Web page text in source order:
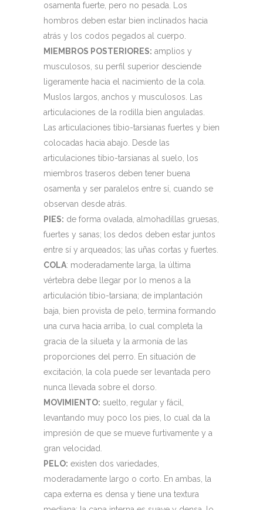
osamenta fuerte, pero no pesada. Los
hombros deben estar bien inclinados hacia
atrás y los codos pegados al cuerpo.
MIEMBROS POSTERIORES: amplios y
musculosos, su perfil superior desciende
ligeramente hacia el nacimiento de la cola.
Muslos largos, anchos y musculosos. Las
articulaciones de la rodilla bien anguladas.
Las articulaciones tibio-tarsianas fuertes y bien
colocadas hacia abajo. Desde las
articulaciones tibio-tarsianas al suelo, los
miembros traseros deben tener buena
osamenta y ser paralelos entre sí, cuando se
observan desde atrás.
PIES: de forma ovalada, almohadillas gruesas,
fuertes y sanas; los dedos deben estar juntos
entre sí y arqueados; las uñas cortas y fuertes.
COLA: moderadamente larga, la última
vértebra debe llegar por lo menos a la
articulación tibio-tarsiana; de implantación
baja, bien provista de pelo, termina formando
una curva hacia arriba, lo cual completa la
gracia de la silueta y la armonía de las
proporciones del perro. En situación de
excitación, la cola puede ser levantada pero
nunca llevada sobre el dorso.
MOVIMIENTO: suelto, regular y fácil,
levantando muy poco los pies, lo cual da la
impresión de que se mueve furtivamente y a
gran velocidad.
PELO: existen dos variedades,
moderadamente largo o corto. En ambas, la
capa externa es densa y tiene una textura